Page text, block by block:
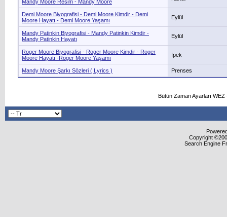
Mandy Moore Resim - Mandy Moore
Demi Moore Biyografisi - Demi Moore Kimdir - Demi
Moore Hayatı - Demi Moore Yaşamı
Eylül
Mandy Patinkin Biyografisi - Mandy Patinkin Kimdir -
Mandy Patinkin Hayatı
Eylül
Roger Moore Biyografisi - Roger Moore Kimdir - Roger
Moore Hayatı -Roger Moore Yaşamı
İpek
Mandy Moore Şarkı Sözleri ( Lyrics ) Prenses
Bütün Zaman Ayarları
Copyright
Search Engine